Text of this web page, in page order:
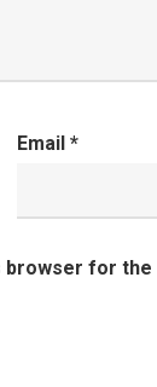
Email *
browser for